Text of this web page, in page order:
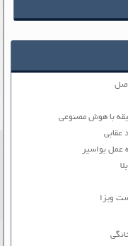
با هوش مصنوعی
عقابی
عمل بواسیر
ویزا